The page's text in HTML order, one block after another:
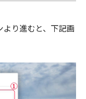
より進むと、下記画